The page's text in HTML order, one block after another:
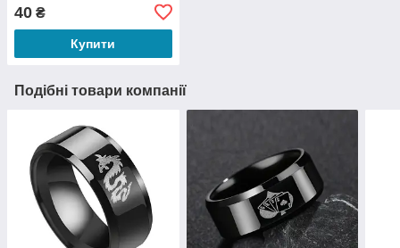
40 ₴
Купити
Подібні товари компанії